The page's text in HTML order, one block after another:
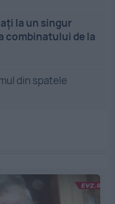
la un singur
combinatului de la
din spatele